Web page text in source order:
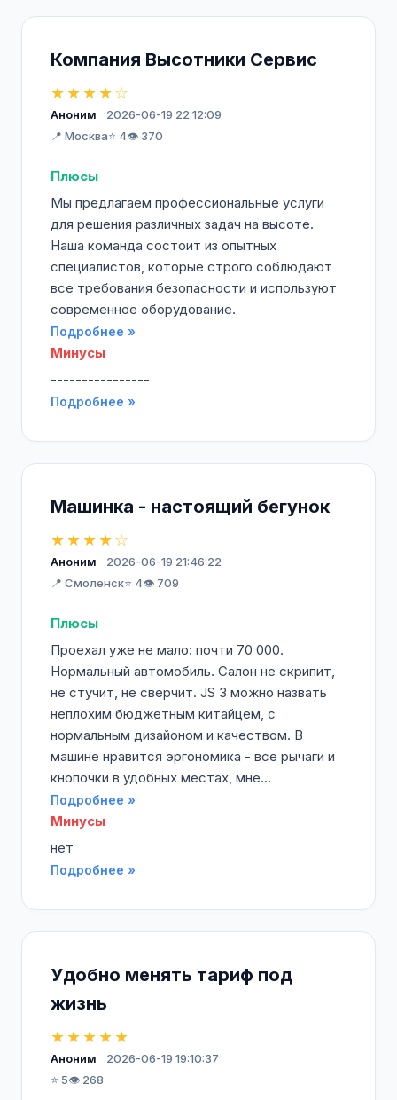
Компания Высотники Сервис
★★★★☆
Аноним
2026-06-19 22:12:09
📍 Москва⭐ 4👁️ 370
Плюсы
Мы предлагаем профессиональные услуги
для решения различных задач на высоте.
Наша команда состоит из опытных
специалистов, которые строго соблюдают
все требования безопасности и используют
современное оборудование.
Подробнее »
Минусы
----------------
Подробнее »
Машинка - настоящий бегунок
★★★★☆
Аноним
2026-06-19 21:46:22
📍 Смоленск⭐ 4👁️ 709
Плюсы
Проехал уже не мало: почти 70 000.
Нормальный автомобиль. Салон не скрипит,
не стучит, не сверчит. JS 3 можно назвать
неплохим бюджетным китайцем, с
нормальным дизайоном и качеством. В
машине нравится эргономика - все рычаги и
кнопочки в удобных местах, мне...
Подробнее »
Минусы
нет
Подробнее »
Удобно менять тариф под
жизнь
★★★★★
Аноним
2026-06-19 19:10:37
⭐ 5👁️ 268